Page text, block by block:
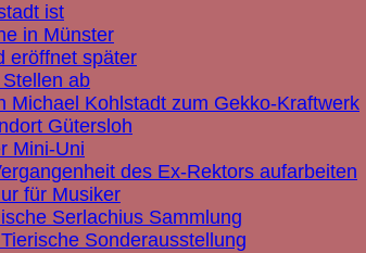
ist
in Münster
eröffnet später
ab
Michael Kohlstadt zum Gekko-Kraftwerk
Gütersloh
Mini-Uni
des Ex-Rektors aufarbeiten
für Musiker
Serlachius Sammlung
Sonderausstellung